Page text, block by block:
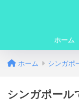
ホーム
ホーム シンガポ
シンガポール